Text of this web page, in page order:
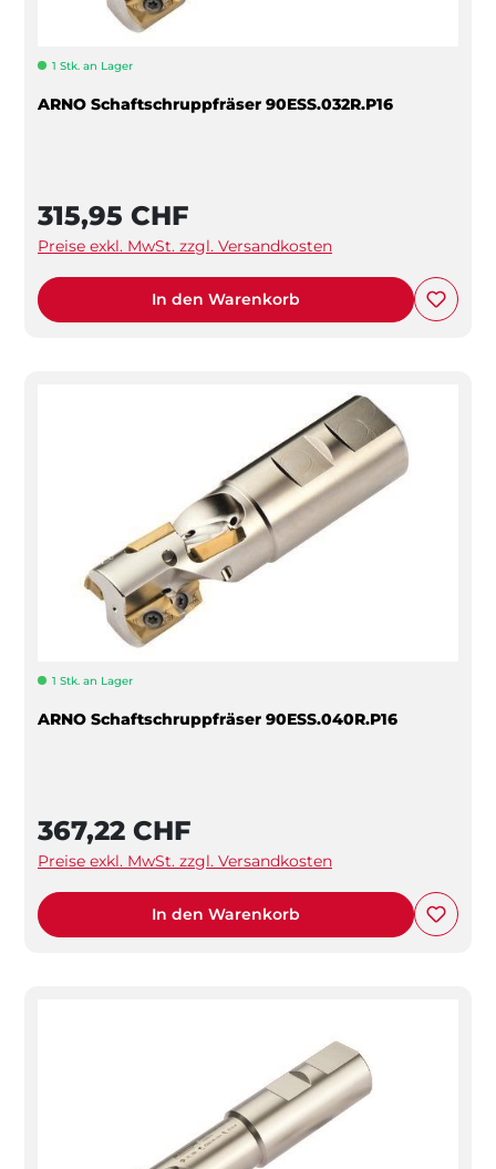
1 Stk. an Lager
ARNO Schaftschruppfräser 90ESS.032R.P16
315,95 CHF
Preise exkl. MwSt. zzgl. Versandkosten
In den Warenkorb
1 Stk. an Lager
ARNO Schaftschruppfräser 90ESS.040R.P16
367,22 CHF
Preise exkl. MwSt. zzgl. Versandkosten
In den Warenkorb